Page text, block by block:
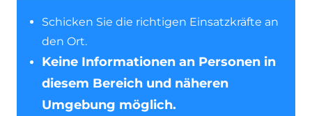
Schicken Sie die richtigen Einsatzkräfte an
den Ort.
Keine Informationen an Personen in
diesem Bereich und näheren
Umgebung möglich.